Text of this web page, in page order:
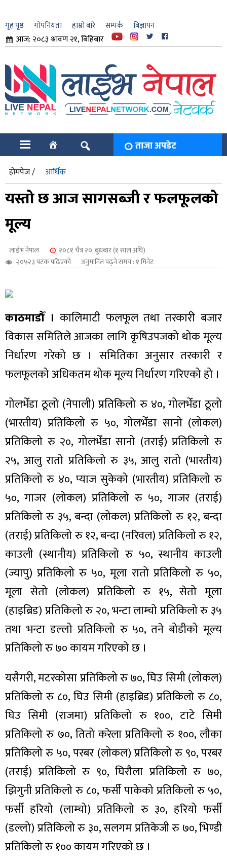
गृह पृष्ठ गोपनियता हाम्रो बारे सम्पर्क बिज्ञापन
आज: २०८३ श्रावण २१, बिहिबार
ताजा अपडेट
होमपेज / आर्थिक
यस्तो छ आज सागसब्जी र फलफूलको
मूल्य
लाईभ नेपाल
२०८१ चैत्र २०, बुधबार (१ साल अघि)
२०५२३ पटक पढिएको
अनुमानित पढ्ने समय : १ मिनेट
काठमाडौँ । कालिमाटी फलफूल तथा तरकारी बजार
विकास समितिले आजका लागि कृषिउपजको थोक मूल्य
निर्धारण गरेको छ । समितिका अनुसार तरकारी र
फलफूलको अधिकतम थोक मूल्य निर्धारण गरिएको हो ।
गोलभेँडा ठूलो (नेपाली) प्रतिकिलो रु ४०, गोलभेँडा ठूलो
(भारतीय) प्रतिकिलो रु ५०, गोलभेँडा सानो (लोकल)
प्रतिकिलो रु २०, गोलभेँडा सानो (तराई) प्रतिकिलो रु
२५, आलु रातो प्रतिकिलो रु ३५, आलु रातो (भारतीय)
प्रतिकिलो रु ४०, प्याज सुकेको (भारतीय) प्रतिकिलो रु
५०, गाजर (लोकल) प्रतिकिलो रु ५०, गाजर (तराई)
प्रतिकिलो रु ३५, बन्दा (लोकल) प्रतिकिलो रु १२, बन्दा
(तराई) प्रतिकिलो रु १२, बन्दा (नरिवल) प्रतिकिलो रु १२,
काउली (स्थानीय) प्रतिकिलो रु ५०, स्थानीय काउली
(ज्यापु) प्रतिकिलो रु ५०, मूला रातो प्रतिकिलो रु ५०,
मूला सेतो (लोकल) प्रतिकिलो रु १५, सेतो मूला
(हाइब्रिड) प्रतिकिलो रु २०, भन्टा लाम्चो प्रतिकिलो रु ३५
तथा भन्टा डल्लो प्रतिकिलो रु ५०, तने बोडीको मूल्य
प्रतिकिलो रु ७० कायम गरिएको छ ।
यसैगरी, मटरकोसा प्रतिकिलो रु ७०, घिउ सिमी (लोकल)
प्रतिकिलो रु ८०, घिउ सिमी (हाइब्रिड) प्रतिकिलो रु ८०,
घिउ सिमी (राजमा) प्रतिकिलो रु १००, टाटे सिमी
प्रतिकिलो रु ७०, तितो करेला प्रतिकिलो रु १००, लौका
प्रतिकिलो रु ५०, परबर (लोकल) प्रतिकिलो रु ९०, परबर
(तराई) प्रतिकिलो रु ९०, घिरौला प्रतिकिलो रु ७०,
झिगुनी प्रतिकिलो रु ८०, फर्सी पाकेको प्रतिकिलो रु ५०,
फर्सी हरियो (लाम्चो) प्रतिकिलो रु ३०, हरियो फर्सी
(डल्लो) प्रतिकिलो रु ३०, सलगम प्रतिकेजी रु ७०, भिण्डी
प्रतिकिलो रु १०० कायम गरिएको छ ।